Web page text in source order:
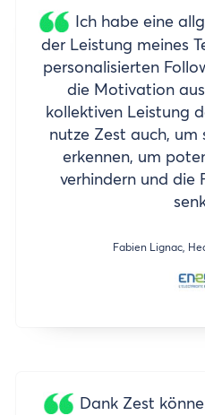
Ich habe eine
der Leistung meines
personalisierten
die Motivation
kollektiven Leistung
nutze Zest auch, um
erkennen, um
verhindern und die
Fabien Lignac,
Dank Zest